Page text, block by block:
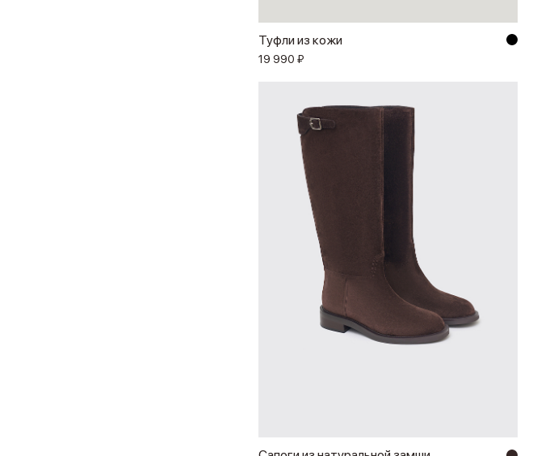
Туфли из кожи
19 990 ₽